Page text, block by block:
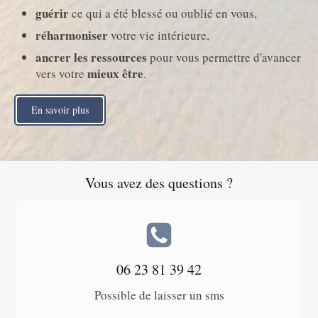
guérirce qui a été blessé ou oublié en vous,
réharmoniservotre vie intérieure,
ancrer les ressources pour vous permettre d'avancer
vers votre mieux être.
En savoir plus
Vous avez des questions ?
06 23 81 39 42
Possible de laisser un sms